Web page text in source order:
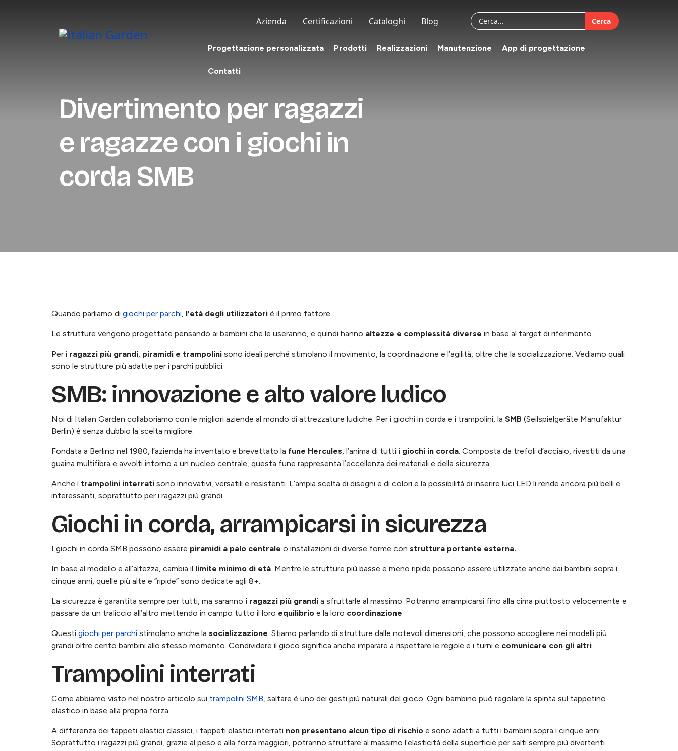
Cerca
Azienda Certificazioni Cataloghi Blog
Progettazione personalizzata Prodotti Realizzazioni Manutenzione App di progettazione
Contatti
Divertimento per ragazzi
e ragazze con i giochi in
corda SMB
Quando parliamo di giochi per parchi, l’età degli utilizzatori è il primo fattore.
Le strutture vengono progettate pensando ai bambini che le useranno, e quindi hanno altezze e complessità diverse in base al target di riferimento.
Per i ragazzi più grandi, piramidi e trampolini sono ideali perché stimolano il movimento, la coordinazione e l’agilità, oltre che la socializzazione. Vediamo quali
sono le strutture più adatte per i parchi pubblici.
SMB: innovazione e alto valore ludico
Noi di Italian Garden collaboriamo con le migliori aziende al mondo di attrezzature ludiche. Per i giochi in corda e i trampolini, la SMB (Seilspielgeräte Manufaktur
Berlin) è senza dubbio la scelta migliore.
Fondata a Berlino nel 1980, l’azienda ha inventato e brevettato la fune Hercules, l’anima di tutti i giochi in corda. Composta da trefoli d’acciaio, rivestiti da una
guaina multifibra e avvolti intorno a un nucleo centrale, questa fune rappresenta l’eccellenza dei materiali e della sicurezza.
Anche i trampolini interrati sono innovativi, versatili e resistenti. L’ampia scelta di disegni e di colori e la possibilità di inserire luci LED li rende ancora più belli e
interessanti, soprattutto per i ragazzi più grandi.
Giochi in corda, arrampicarsi in sicurezza
I giochi in corda SMB possono essere piramidi a palo centrale o installazioni di diverse forme con struttura portante esterna.
In base al modello e all’altezza, cambia il limite minimo di età. Mentre le strutture più basse e meno ripide possono essere utilizzate anche dai bambini sopra i
cinque anni, quelle più alte e “ripide” sono dedicate agli 8+.
La sicurezza è garantita sempre per tutti, ma saranno i ragazzi più grandi a sfruttarle al massimo. Potranno arrampicarsi fino alla cima piuttosto velocemente e
passare da un traliccio all’altro mettendo in campo tutto il loro equilibrio e la loro coordinazione.
Questi giochi per parchi stimolano anche la socializzazione. Stiamo parlando di strutture dalle notevoli dimensioni, che possono accogliere nei modelli più
grandi oltre cento bambini allo stesso momento. Condividere il gioco significa anche imparare a rispettare le regole e i turni e comunicare con gli altri.
Trampolini interrati
Come abbiamo visto nel nostro articolo sui trampolini SMB, saltare è uno dei gesti più naturali del gioco. Ogni bambino può regolare la spinta sul tappetino
elastico in base alla propria forza.
A differenza dei tappeti elastici classici, i tappeti elastici interrati non presentano alcun tipo di rischio e sono adatti a tutti i bambini sopra i cinque anni.
Soprattutto i ragazzi più grandi, grazie al peso e alla forza maggiori, potranno sfruttare al massimo l’elasticità della superficie per salti sempre più divertenti.